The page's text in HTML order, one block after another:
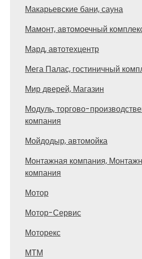
Макарьевские бани, сауна
Мамонт, автомоечный
Мард, автотехцентр
Мега Палас, гостиничный
Мир дверей, Магазин
Модуль, торгово-
компания
Мойдодыр, автомойка
Монтажная компания,
компания
Мотор
Мотор-Сервис
Моторекс
МТМ